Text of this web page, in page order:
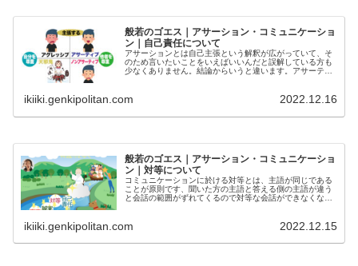
般若のゴエス｜アサーション・コミュニケーショ
ン｜自己責任について
アサーションとは自己主張という解釈が広がっていて、そ
のため言いたいことをいえばいいんだと誤解している方も
少なくありません。結論からいうと違います。アサーティ
自己責任とは良識であり自由なのです。
ikiiki.genkipolitan.com 2022.12.16
般若のゴエス｜アサーション・コミュニケーショ
ン｜対等について
コミュニケーションに於ける対等とは、主語が同じである
ことが原則です、聞いた方の主語と答える側の主語が違う
と会話の範囲がずれてくるので対等な会話ができなくなり
ワハラと誤解されます。
ikiiki.genkipolitan.com 2022.12.15